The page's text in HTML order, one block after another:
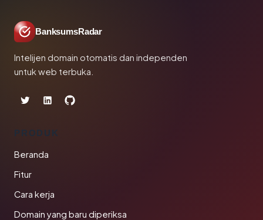
BanksumsRadar
Intelijen domain otomatis dan independen
untuk web terbuka.
PRODUK
Beranda
Fitur
Cara kerja
Domain yang baru diperiksa